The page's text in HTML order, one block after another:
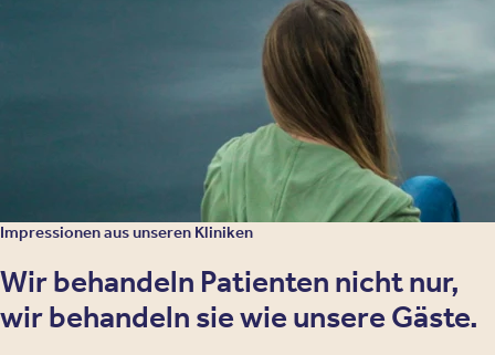
Kognitive Verhaltenstherapie (KVT)
Biologische Therapieverfahren
Impressionen aus unseren Kliniken
Wir behandeln Patienten nicht nur,
wir behandeln sie wie unsere Gäste.